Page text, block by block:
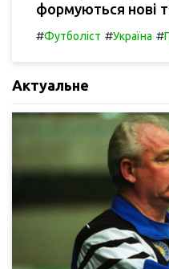
формуються нові
#Футболіст #Україна #
Актуальне